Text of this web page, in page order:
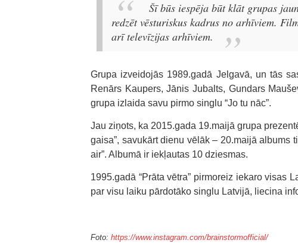
Šī būs iespēja būt klāt grupas
redzēt vēsturiskus kadrus no arhīviem.
arī televīzijas arhīviem.
Grupa izveidojās 1989.gadā Jelgavā, un tās
Renārs Kaupers, Jānis Jubalts, Gundars
grupa izlaida savu pirmo singlu “Jo tu nāc”.
Jau ziņots, ka 2015.gada 19.maijā grupa
gaisa”, savukārt dienu vēlāk – 20.maijā albums
air”. Albumā ir iekļautas 10 dziesmas.
1995.gadā “Prāta vētra” pirmoreiz iekaro visas
par visu laiku pārdotāko singlu Latvijā, liecina
Foto: https://www.instagram.com/brainstormofficial/